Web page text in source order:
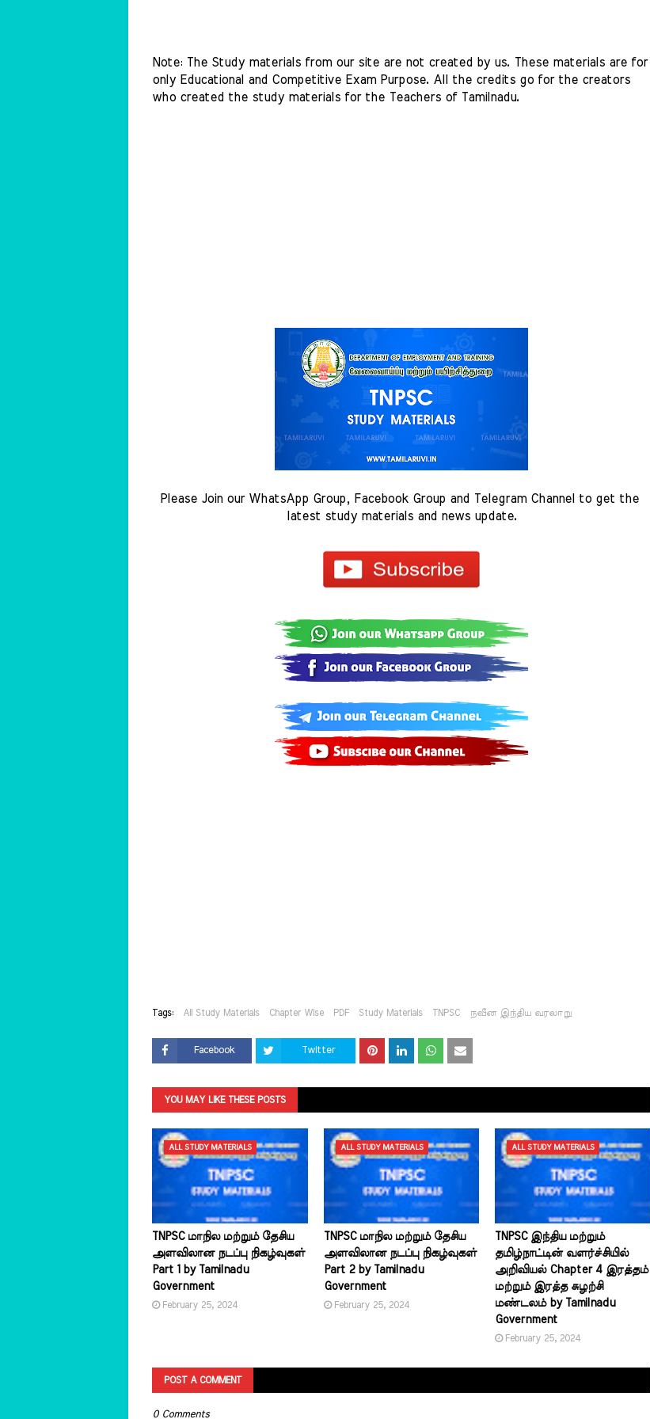
Note: The Study materials from our site are not created by us. These materials are for
only Educational and Competitive Exam Purpose. All the credits go for the creators
who created the study materials for the Teachers of Tamilnadu.
Please Join our WhatsApp Group, Facebook Group and Telegram Channel to get the
latest study materials and news update.
Tags: All Study Materials Chapter Wise PDF Study Materials TNPSC நவீன இந்திய வரலாறு
Facebook Twitter
YOU MAY LIKE THESE POSTS
ALL STUDY MATERIALS
TNPSC மாநில மற்றும் தேசிய
அளவிலான நடப்பு நிகழ்வுகள்
Part 1 by Tamilnadu
Government
February 25, 2024
ALL STUDY MATERIALS
TNPSC மாநில மற்றும் தேசிய
அளவிலான நடப்பு நிகழ்வுகள்
Part 2 by Tamilnadu
Government
February 25, 2024
ALL STUDY MATERIALS
TNPSC இந்திய மற்றும்
தமிழ்நாட்டின் வளர்ச்சியில்
அறிவியல் Chapter 4 இரத்தம்
மற்றும் இரத்த சுழற்சி
மண்டலம் by Tamilnadu
Government
February 25, 2024
POST A COMMENT
0 Comments